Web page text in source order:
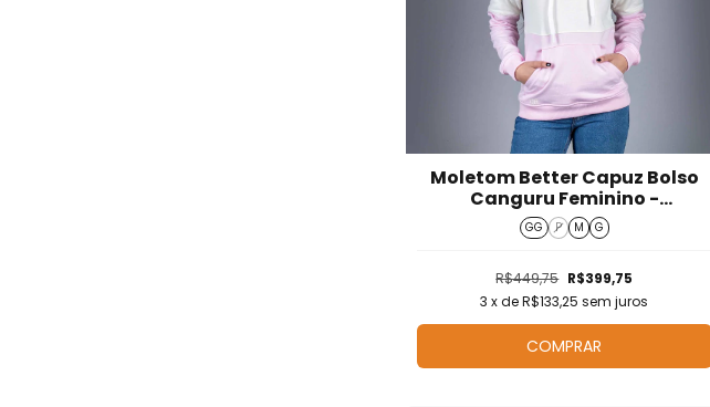
Moletom Better Capuz Bolso
Canguru Feminino -
M526006
GG P M G
R$449,75 R$399,75
3 x deR$133,25 sem juros
COMPRAR